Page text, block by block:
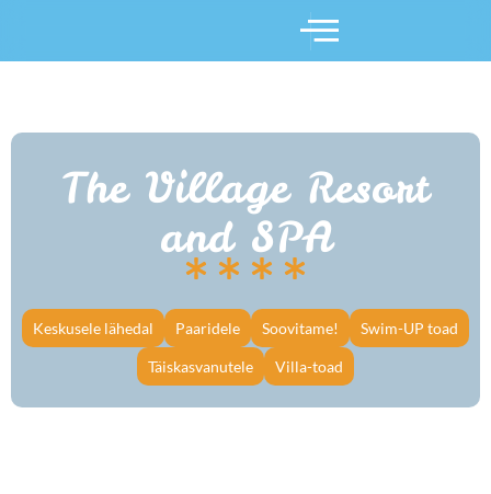
The Village Resort
and SPA
Keskusele lähedal Paaridele Soovitame! Swim-UP toad
Täiskasvanutele Villa-toad